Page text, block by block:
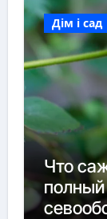
Дім і сад
Что